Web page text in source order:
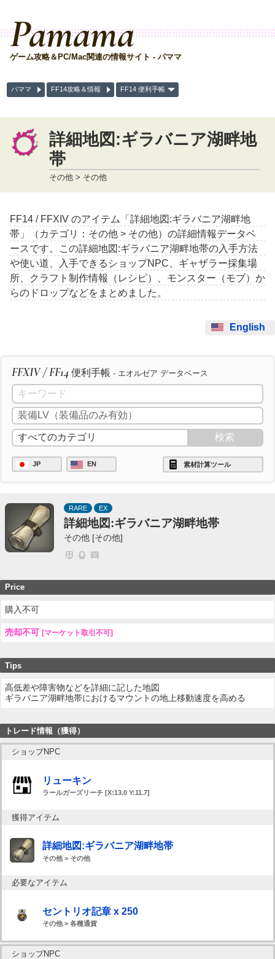
Pamama
ゲーム攻略＆PC/Mac関連の情報サイト - パママ
パママ FF14攻略＆情報 FF14 便利手帳
詳細地図:ギラバニア湖畔地
帯
その他 > その他
FF14 / FFXIV のアイテム「詳細地図:ギラバニア湖畔地
帯」（カテゴリ：その他 > その他）の詳細情報データベ
ースです。この詳細地図:ギラバニア湖畔地帯の入手方法
や使い道、入手できるショップNPC、ギャザラー採集場
所、クラフト制作情報（レシピ）、モンスター（モブ）か
らのドロップなどをまとめました。
English
FFXIV / FF14 便利手帳 - エオルゼア データベース
JP EN 素材計算ツール
RARE EX
詳細地図:ギラバニア湖畔地帯
その他 [その他]
Price
購入不可
売却不可 [マーケット取引不可]
Tips
高低差や障害物などを詳細に記した地図
ギラバニア湖畔地帯におけるマウントの地上移動速度を高める
トレード情報（獲得）
ショップNPC
リューキン
ラールガーズリーチ [X:13.0 Y:11.7]
獲得アイテム
詳細地図:ギラバニア湖畔地帯
その他 > その他
必要なアイテム
セントリオ記章 x 250
その他 > 各種通貨
ショップNPC